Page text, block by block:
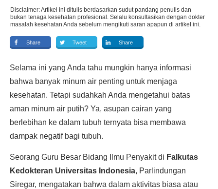
Disclaimer: Artikel ini ditulis berdasarkan sudut pandang penulis dan
bukan tenaga kesehatan profesional. Selalu konsultasikan dengan dokter
masalah kesehatan Anda sebelum mengikuti saran apapun di artikel ini.
Share Tweet Share
Selama ini yang Anda tahu mungkin hanya informasi
bahwa banyak minum air penting untuk menjaga
kesehatan. Tetapi sudahkah Anda mengetahui batas
aman minum air putih? Ya, asupan cairan yang
berlebihan ke dalam tubuh ternyata bisa membawa
dampak negatif bagi tubuh.
Seorang Guru Besar Bidang Ilmu Penyakit di Falkutas
Kedokteran Universitas Indonesia, Parlindungan
Siregar, mengatakan bahwa dalam aktivitas biasa atau